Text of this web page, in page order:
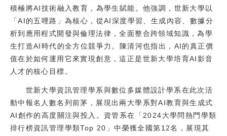
積極將AI技術融入教育，為學生賦能。他強調，世新大學以
「AI的五哩路」為核心，從AI深度學習、生成內容、數據分
析到應用程式開發與倫理法律，全面整合跨領域知識，為學
生打造AI時代的全方位競爭力。陳清河也指出，AI的真正價
值在於如何運用它來實現創意，這正是世新大學培育AI影音
人才的核心目標。
世新大學資訊管理學系與數位多媒體設計學系在此次活
動中報名人數名列前茅，展現出兩大學系對AI教育與生成式
AI創作的高度關注與投入。資管系在「2024大學問熱門學類
排行榜資訊管理學類Top 20」中榮獲全國第12名，展現其